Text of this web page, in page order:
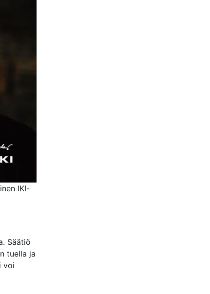
IKI-
Säätiö
tuella ja
voi